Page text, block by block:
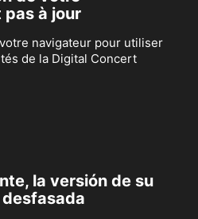
pas à jour
navigateur pour utiliser
de la Digital Concert
la versión de su